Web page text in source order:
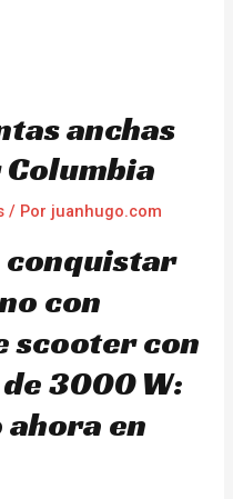
anchas
/ Por juanhugo.com
conquistar
con
scooter con
3000 W:
ahora en